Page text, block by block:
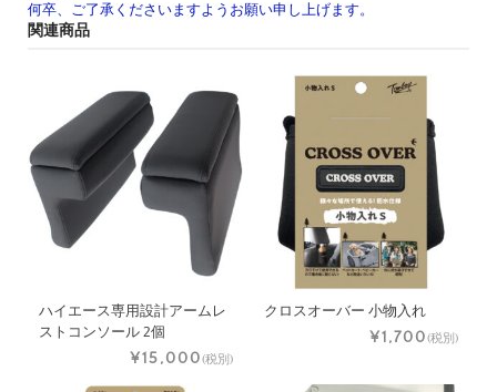
何卒、ご了承くださいますようお願い申し上げます。
関連商品
ハイエース専用設計アームレ
ストコンソール 2個
¥15,000(税別)
クロスオーバー 小物入れ
¥1,700(税別)